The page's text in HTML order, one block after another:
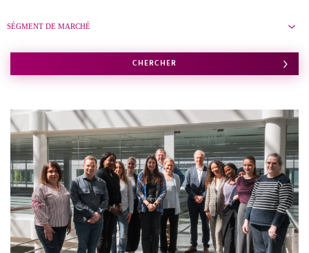
ACTUALITÉS
CONTACT
SÉGMENT DE MARCHÉ
CHERCHER